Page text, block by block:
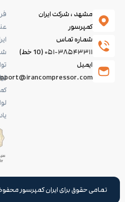
یاد
مشهد ، شرکت ایران
کمپرسور
شماره تماس
۰۵۱-۳۸۵۴۳۳۱۱ (10 خط)
ایمیل
تمامی حقوق برای ایران کمپرسور